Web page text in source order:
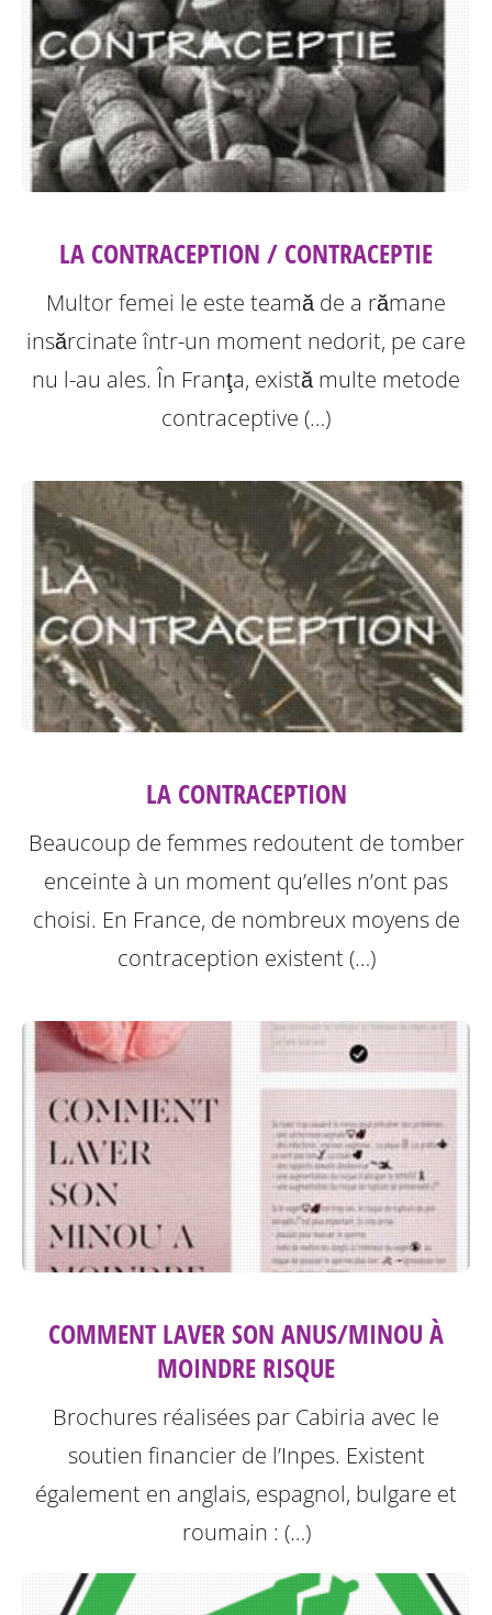
LA CONTRACEPTION / CONTRACEPTIE
Multor femei le este teamă de a rămane
insărcinate într-un moment nedorit, pe care
nu l-au ales. În Franţa, există multe metode
contraceptive (…)
LA CONTRACEPTION
Beaucoup de femmes redoutent de tomber
enceinte à un moment qu’elles n’ont pas
choisi. En France, de nombreux moyens de
contraception existent (…)
COMMENT LAVER SON ANUS/MINOU À
MOINDRE RISQUE
Brochures réalisées par Cabiria avec le
soutien financier de l’Inpes. Existent
également en anglais, espagnol, bulgare et
roumain : (…)